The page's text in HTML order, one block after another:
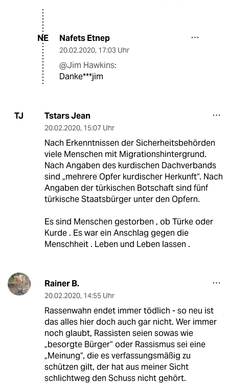
NE Nafets Etnep
20.02.2020, 17:03 Uhr
@Jim Hawkins:
Danke***jim
TJ Tstars Jean
20.02.2020, 15:07 Uhr
Nach Erkenntnissen der Sicherheitsbehörden
viele Menschen mit Migrationshintergrund.
Nach Angaben des kurdischen Dachverbands
sind „mehrere Opfer kurdischer Herkunft“. Nach
Angaben der türkischen Botschaft sind fünf
türkische Staatsbürger unter den Opfern.
Es sind Menschen gestorben , ob Türke oder
Kurde . Es war ein Anschlag gegen die
Menschheit . Leben und Leben lassen .
Rainer B.
20.02.2020, 14:55 Uhr
Rassenwahn endet immer tödlich - so neu ist
das alles hier doch auch gar nicht. Wer immer
noch glaubt, Rassisten seien sowas wie
„besorgte Bürger“ oder Rassismus sei eine
„Meinung“, die es verfassungsmäßig zu
schützen gilt, der hat aus meiner Sicht
schlichtweg den Schuss nicht gehört.